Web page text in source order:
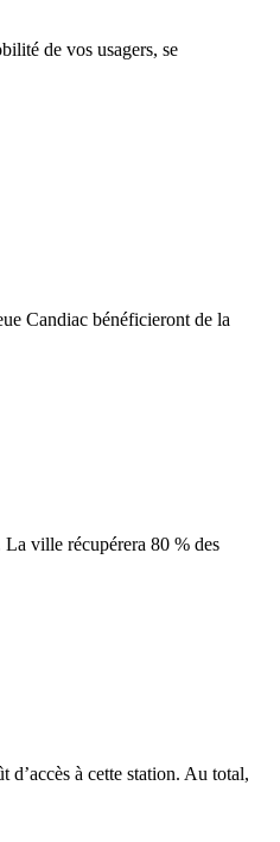
de vos usagers, se
Candiac bénéficieront de la
ville récupérera 80 % des
d’accès à cette station. Au total,